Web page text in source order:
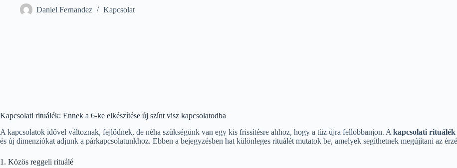
Daniel Fernandez Kapcsolat
Kapcsolati rituálék: Ennek a 6-ke elkészítése új színt visz kapcsolatodba
A kapcsolatok idővel változnak, fejlődnek, de néha szükségünk van egy kis frissítésre ahhoz, hogy a tűz újra fellobbanjon. A kapcsolati rituálék
és új dimenziókat adjunk a párkapcsolatunkhoz. Ebben a bejegyzésben hat különleges rituálét mutatok be, amelyek segíthetnek megújítani az
1. Közös reggeli rituálé